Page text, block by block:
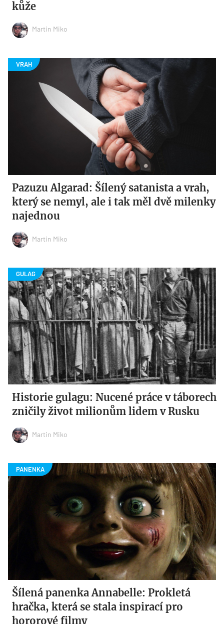
kůže
Martin Miko
Pazuzu Algarad: Šílený satanista a vrah,
který se nemyl, ale i tak měl dvě milenky
najednou
Martin Miko
Historie gulagu: Nucené práce v táborech
zničily život milionům lidem v Rusku
Martin Miko
Šílená panenka Annabelle: Prokletá
hračka, která se stala inspirací pro
hororové filmy